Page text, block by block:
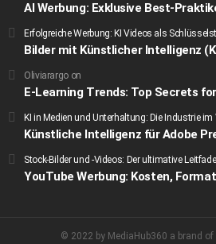
AI Werbung: Exklusive Best-
Erfolgreiche Werbung: KI Videos als
Bilder mit Künstlicher Intelligenz
Oliviarargo on
E-Learning Trends: Top Secrets
KI in Medien und Unterhaltung: Die Industrie im
Künstliche Intelligenz für Adobe
Stock-Bilder und -Videos: Der ultimative
YouTube Werbung: Kosten,
© 2022 by MediaHub360 a brand